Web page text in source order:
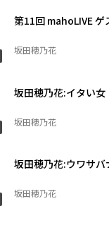
第11回 mahoLIVE
坂田穂乃花
坂田穂乃花:イタい女
坂田穂乃花
坂田穂乃花:ウワサバ
坂田穂乃花